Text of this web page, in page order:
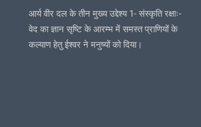
आर्य वीर दल के तीन मुख्य उद्देश्य 1- संस्कृति रक्षाः-
वेद का ज्ञान सृष्टि के आरम्भ में समस्त प्राणियों के
कल्याण हेतु ईश्वर ने मनुष्यों को दिया।